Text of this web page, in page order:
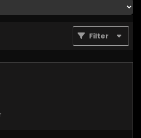
Filter